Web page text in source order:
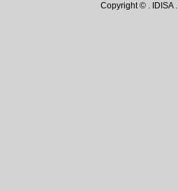
Copyright © . IDISA